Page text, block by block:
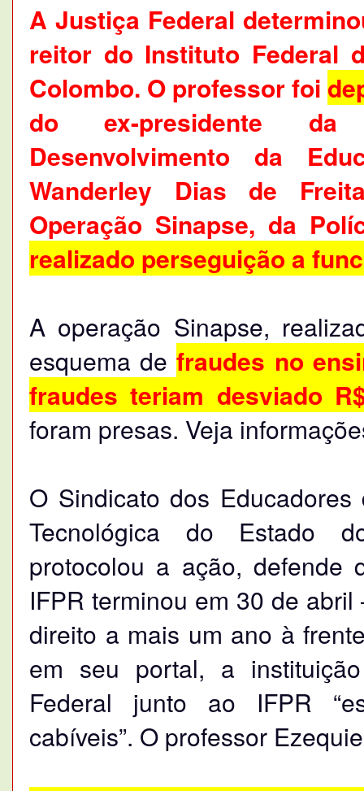
A Justiça Federal
reitor do Instituto Federal
Colombo. O professor foi
do ex-presidente da
Desenvolvimento da
Wanderley Dias de
Operação Sinapse, da
realizado perseguição a
A operação Sinapse,
esquema defraudes no
fraudes teriam desviado
foram presas. Veja
O Sindicato dos
Tecnológica do Estado
protocolou a ação, defende
IFPR terminou em 30 de
direito a mais um ano à
em seu portal, a
Federal junto ao IFPR
cabíveis”. O professor